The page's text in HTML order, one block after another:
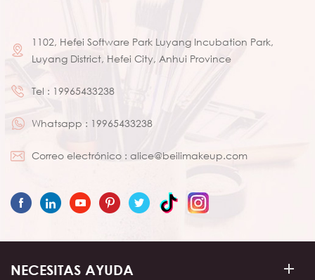
1102, Hefei Software Park Luyang Incubation Park,
Luyang District, Hefei City, Anhui Province
Tel : 19965433238
Whatsapp : 19965433238
Correo electrónico : alice@beilimakeup.com
NECESITAS AYUDA